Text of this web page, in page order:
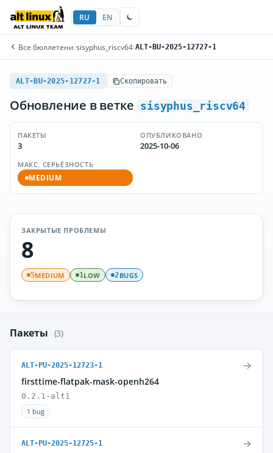
RU EN
Все бюллетени/sisyphus_riscv64/ALT-BU-2025-12727-1
ALT-BU-2025-12727-1 Скопировать
Обновление в ветке sisyphus_riscv64
ПАКЕТЫ
3
ОПУБЛИКОВАНО
2025-10-06
МАКС. СЕРЬЁЗНОСТЬ
MEDIUM
ЗАКРЫТЫЕ ПРОБЛЕМЫ
8
5MEDIUM 1LOW 2BUGS
Пакеты (3)
ALT-PU-2025-12723-1
firsttime-flatpak-mask-openh264
0.2.1-alt1
1 bug
→
ALT-PU-2025-12725-1 →